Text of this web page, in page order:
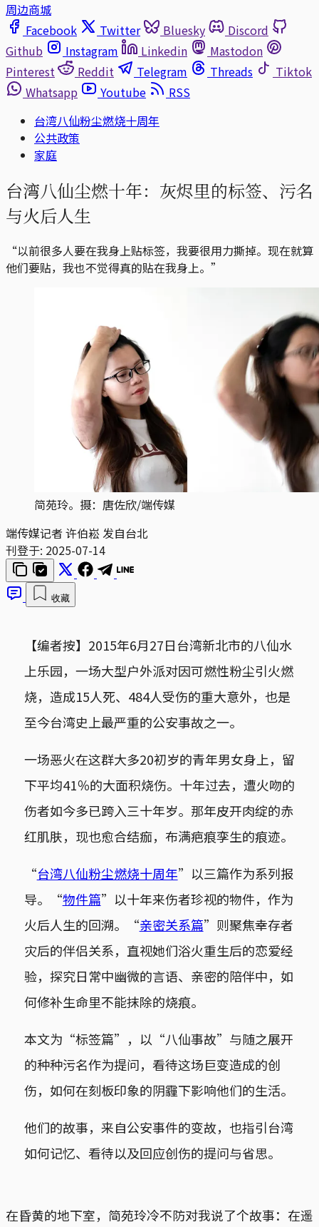
周边商城
Facebook
Twitter Bluesky
Discord
Github
Instagram Linkedin
Mastodon
Pinterest
Reddit Telegram Threads
Tiktok
Whatsapp
Youtube
RSS
台湾八仙粉尘燃烧十周年
公共政策
家庭
台湾八仙尘燃十年：灰烬里的标签、污名
与火后人生
“以前很多人要在我身上贴标签，我要很用力撕掉。现在就算
他们要贴，我也不觉得真的贴在我身上。”
简苑玲。摄：唐佐欣/端传媒
端传媒记者 许伯崧 发自台北
刊登于: 2025-07-14
收藏
【编者按】2015年6月27日台湾新北市的八仙水
上乐园，一场大型户外派对因可燃性粉尘引火燃
烧，造成15人死、484人受伤的重大意外，也是
至今台湾史上最严重的公安事故之一。
一场恶火在这群大多20初岁的青年男女身上，留
下平均41％的大面积烧伤。十年过去，遭火吻的
伤者如今多已跨入三十年岁。那年皮开肉绽的赤
红肌肤，现也愈合结痂，布满疤痕孪生的痕迹。
“台湾八仙粉尘燃烧十周年”以三篇作为系列报
导。“物件篇”以十年来伤者珍视的物件，作为
火后人生的回溯。“亲密关系篇”则聚焦幸存者
灾后的伴侣关系，直视她们浴火重生后的恋爱经
验，探究日常中幽微的言语、亲密的陪伴中，如
何修补生命里不能抹除的烧痕。
本文为“标签篇”，以“八仙事故”与随之展开
的种种污名作为提问，看待这场巨变造成的创
伤，如何在刻板印象的阴霾下影响他们的生活。
他们的故事，来自公安事件的变故，也指引台湾
如何记忆、看待以及回应创伤的提问与省思。
在昏黄的地下室，简苑玲冷不防对我说了个故事：在遥